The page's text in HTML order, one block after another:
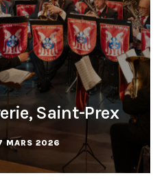
Saint-Prex
MARS 2026